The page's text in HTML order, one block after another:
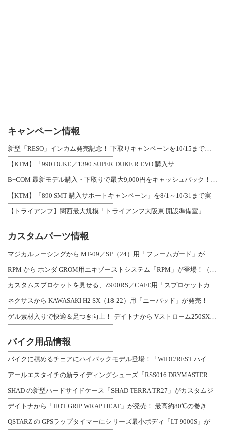
キャンペーン情報
新型「RESO」インカム発売記念！ 下取りキャンペーンを10/15まで延長して開
【KTM】「990 DUKE／1390 SUPER DUKE R EVO 購入サ
B+COM 最新モデル購入・下取りで最大9,000円をキャッシュバック！「B+F
【KTM】「890 SMT 購入サポートキャンペーン」を8/1～10/31まで実
【トライアンフ】関西最大規模「トライアンフ大阪東 開設準備室」がオープン！ 限定
カスタムパーツ情報
マジカルレーシングから MT-09／SP（24）用「フレームガード」が登場！
RPM から ホンダ GROM用エキゾーストシステム「RPM」が登場！（動画あり
カスタムスプロケットを見せる、Z900RS／CAFE用「スプロケットカバーフルキ
ネクサスから KAWASAKI H2 SX（18-22）用「ニーパッド」が発売！
ゲル素材入りで快適＆足つき向上！ デイトナから Vストローム250SX用「快適ロ
バイク用品情報
バイクに積めるチェアにハイバックモデル登場！「WIDE/REST ハイバックチェ
アールエスタイチの新ライディングシューズ「RSS016 DRYMASTER スト
SHAD の新型ハードサイドケース「SHAD TERRA TR27」がカスタムジ
デイトナから「HOT GRIP WRAP HEAT」が発売！ 最高約80℃の巻き
QSTARZ の GPSラップタイマーにシリーズ最小ボディ「LT-9000S」が